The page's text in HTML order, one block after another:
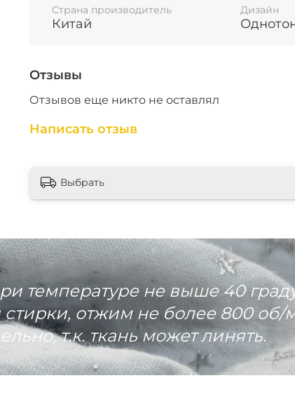
Страна производитель
Китай
Дизайн
Отзывы
Отзывов еще никто не оставлял
Написать отзыв
Выбрать
температуре не выше 40
отжим не более 800 об/
т.к. ткань может линять.